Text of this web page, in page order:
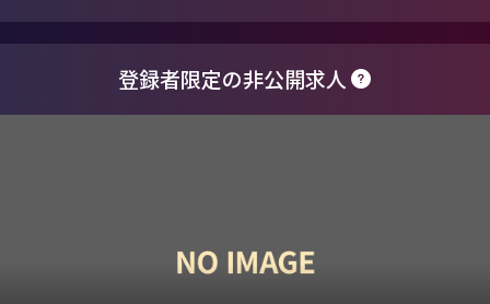
登録者限定の非公開求人